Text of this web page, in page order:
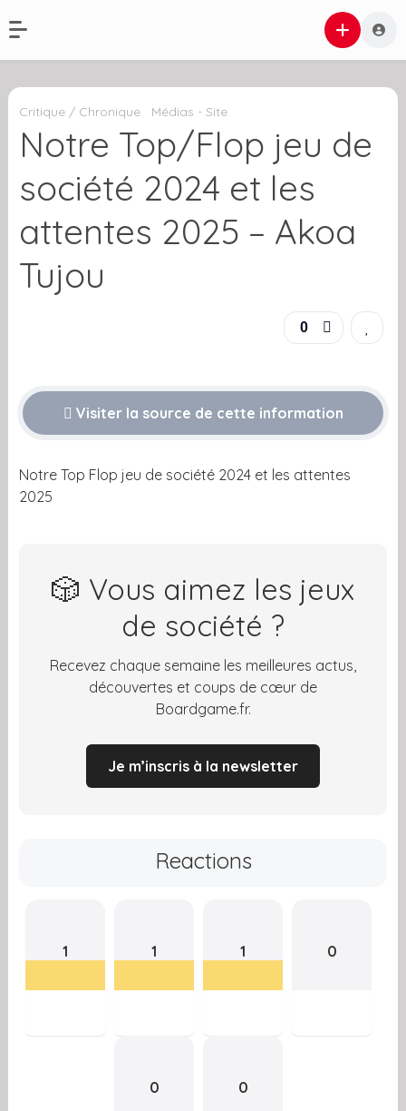
Critique / Chronique Médias - Site
Notre Top/Flop jeu de
société 2024 et les
attentes 2025 – Akoa
Tujou
0
Visiter la source de cette information
Notre Top Flop jeu de société 2024 et les attentes
2025
🎲 Vous aimez les jeux
de société ?
Recevez chaque semaine les meilleures actus,
découvertes et coups de cœur de
Boardgame.fr.
Je m’inscris à la newsletter
Reactions
1 1 1 0
0 0